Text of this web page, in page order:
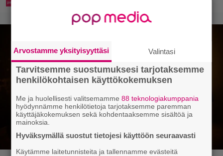
Arvostamme yksityisyyttäsi Valintasi
Tarvitsemme suostumuksesi tarjotaksemme
henkilökohtaisen käyttökokemuksen
Me ja huolellisesti valitsemamme88 teknologiakumppania
hyödynnämme henkilötietoja tarjotaksemme paremman
käyttäjäkokemuksen sekä kohdentaaksemme sisältöä ja
mainoksia.
Hyväksymällä suostut tietojesi käyttöön seuraavasti
Käytämme laitetunnisteita ja tallennamme evästeitä